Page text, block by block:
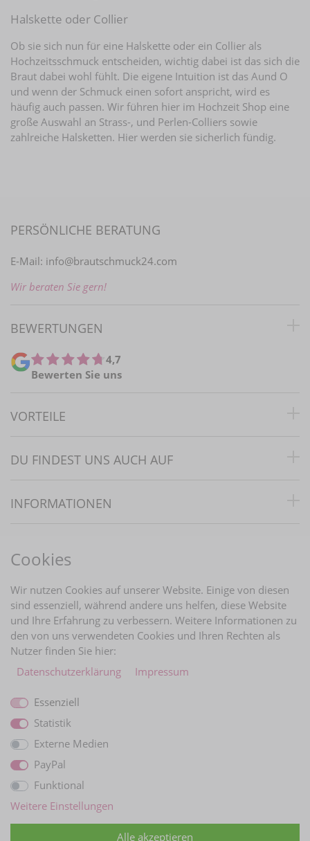
Halskette oder Collier
Ob sie sich nun für eine Halskette oder ein Collier als
Hochzeitsschmuck entscheiden, wichtig dabei ist das sich die
Braut dabei wohl fühlt. Die eigene Intuition ist das Aund O
und wenn der Schmuck einen sofort anspricht, wird es
häufig auch passen. Wir führen hier im Hochzeit Shop eine
große Auswahl an Strass-, und Perlen-Colliers sowie
zahlreiche Halsketten. Hier werden sie sicherlich fündig.
PERSÖNLICHE BERATUNG
E-Mail: info@brautschmuck24.com
Wir beraten Sie gern!
BEWERTUNGEN
4,7
Bewerten Sie uns
VORTEILE
DU FINDEST UNS AUCH AUF
INFORMATIONEN
BRAUTINFOS
ZAHLUNGARTEN
WIR VERSCHICKEN MIT
Cookies
Wir nutzen Cookies auf unserer Website. Einige von diesen
sind essenziell, während andere uns helfen, diese Website
und Ihre Erfahrung zu verbessern. Weitere Informationen zu
den von uns verwendeten Cookies und Ihren Rechten als
Nutzer finden Sie hier:
Daten­schutz­erklärung
Impressum
Essenziell
Statistik
Externe Medien
PayPal
Funktional
Weitere Einstellungen
Alle akzeptieren